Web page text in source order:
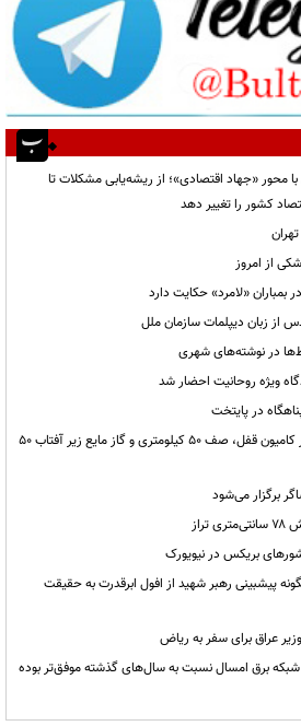
۱۰ قسمتی با محور «جهاد اقتصادی»؛ از ریشه‌یابی مشکلات تا
کشور را تغییر دهد
از امروز
«لامرد» حکایت دارد
زبان دیپلمات سازمان ملل
در نوشته‌های شهری
ویژه روحانیت احضار شد
در پایتخت
ریمـدان در آستانه بحران؛ ۳ هزار کامیون قفل، صف ۵۰ کیلومتری و گاز مایع زیر آفتاب ۵۰
برگزار می‌شود
بریکس در نیویورک
پیشبینی رهبر شهید از افول ابرقدرت به حقیقت
عراق برای سفر به ریاض
برق امسال نسبت به سال‌های گذشته موفق‌تر بوده